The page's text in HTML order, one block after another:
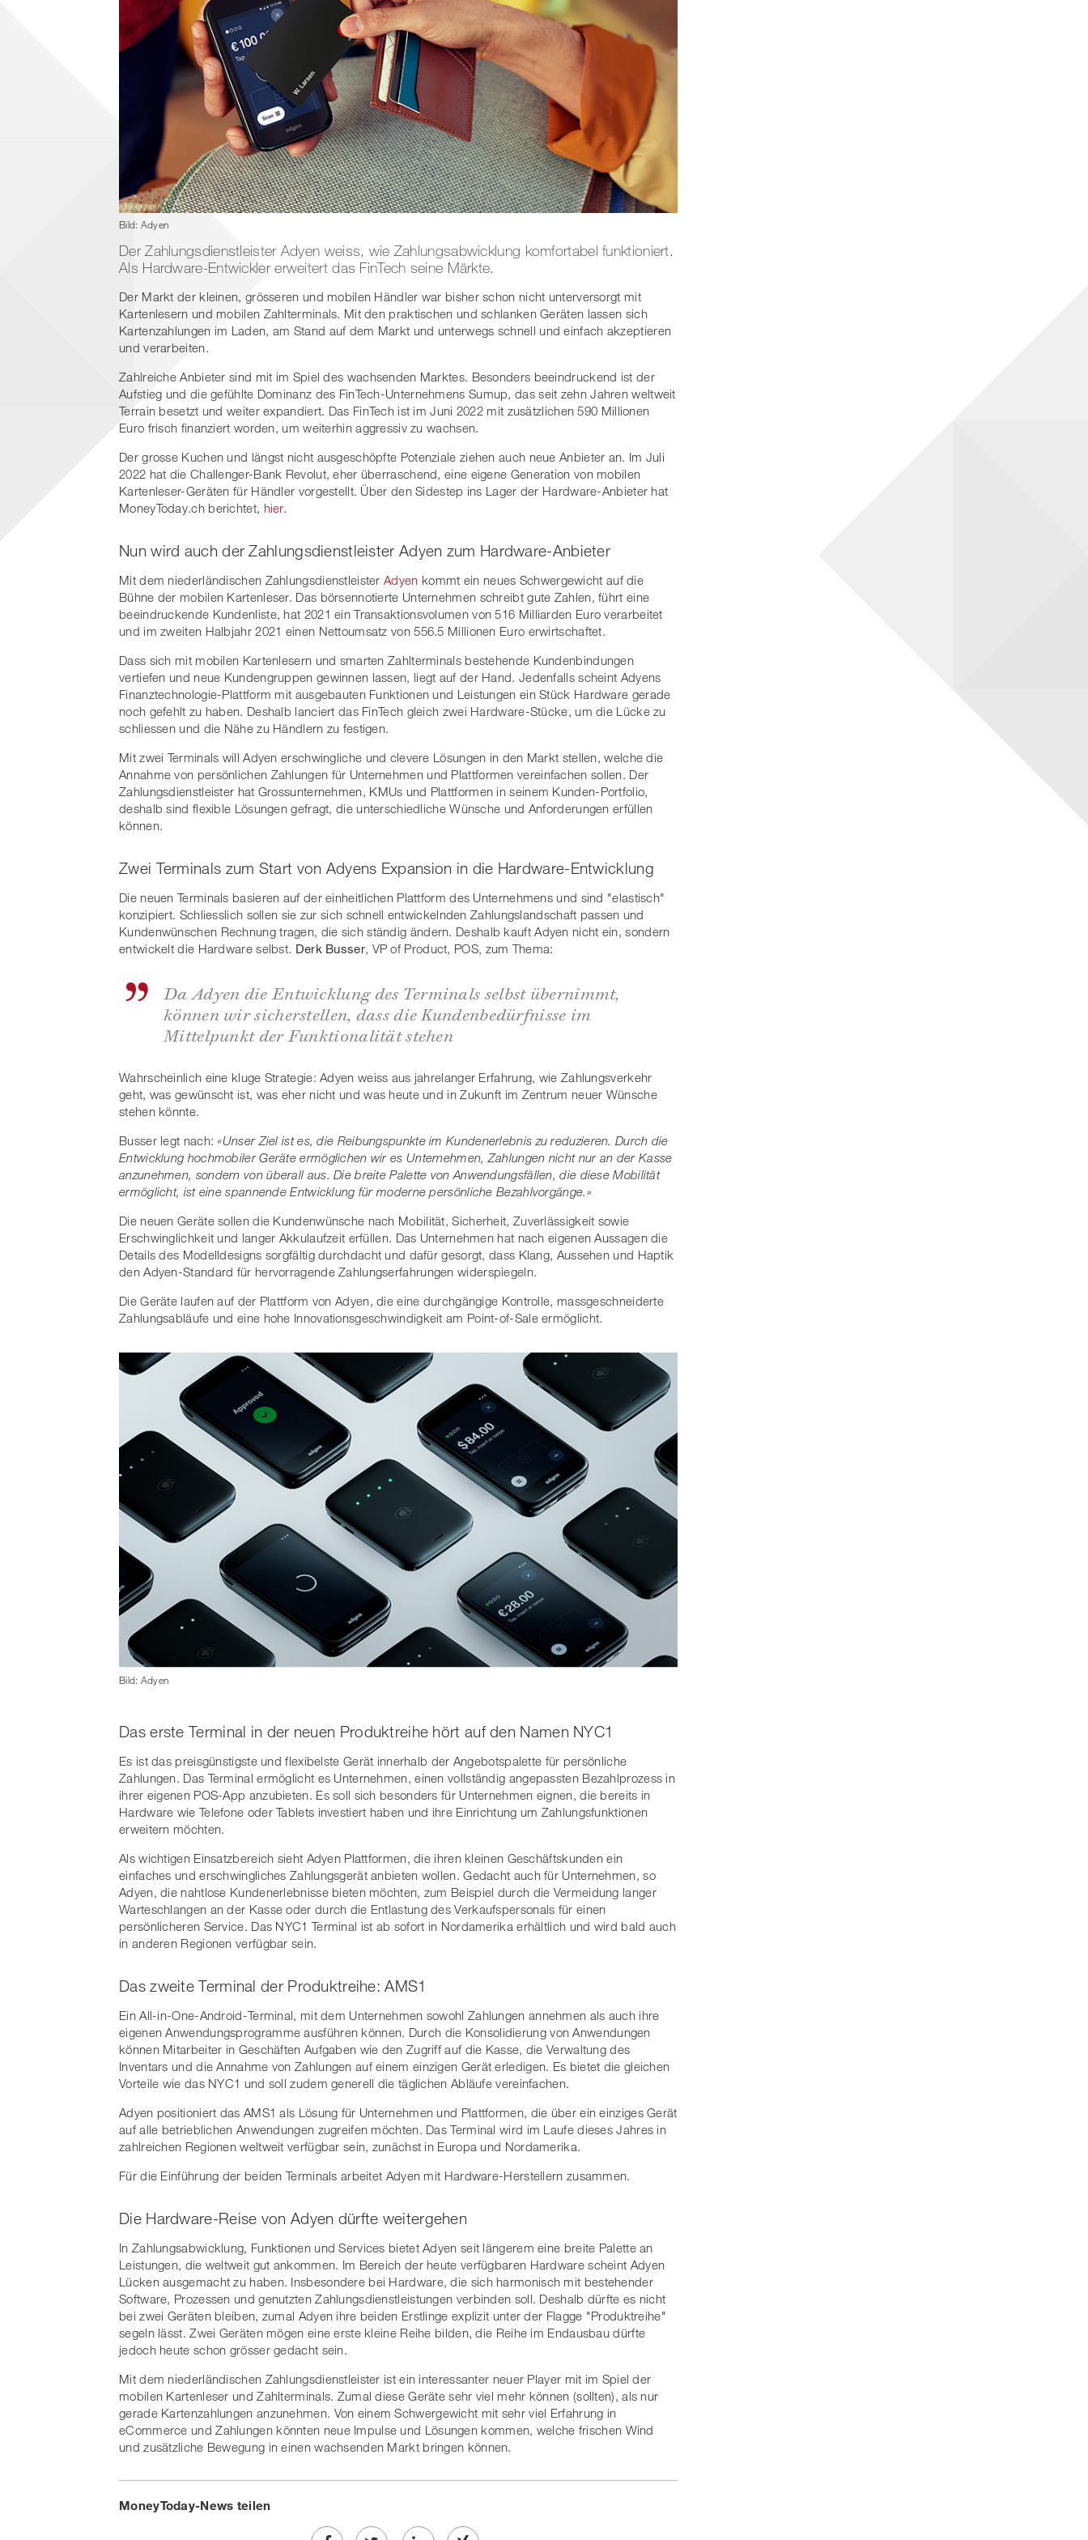
Bild: Adyen
Der Zahlungsdienstleister Adyen weiss, wie Zahlungsabwicklung komfortabel funktioniert.
Als Hardware-Entwickler erweitert das FinTech seine Märkte.
Der Markt der kleinen, grösseren und mobilen Händler war bisher schon nicht unterversorgt mit
Kartenlesern und mobilen Zahlterminals. Mit den praktischen und schlanken Geräten lassen sich
Kartenzahlungen im Laden, am Stand auf dem Markt und unterwegs schnell und einfach akzeptieren
und verarbeiten.
Zahlreiche Anbieter sind mit im Spiel des wachsenden Marktes. Besonders beeindruckend ist der
Aufstieg und die gefühlte Dominanz des FinTech-Unternehmens Sumup, das seit zehn Jahren weltweit
Terrain besetzt und weiter expandiert. Das FinTech ist im Juni 2022 mit zusätzlichen 590 Millionen
Euro frisch finanziert worden, um weiterhin aggressiv zu wachsen.
Der grosse Kuchen und längst nicht ausgeschöpfte Potenziale ziehen auch neue Anbieter an. Im Juli
2022 hat die Challenger-Bank Revolut, eher überraschend, eine eigene Generation von mobilen
Kartenleser-Geräten für Händler vorgestellt. Über den Sidestep ins Lager der Hardware-Anbieter hat
MoneyToday.ch berichtet, hier.
Nun wird auch der Zahlungsdienstleister Adyen zum Hardware-Anbieter
Mit dem niederländischen ZahlungsdienstleisterAdyen kommt ein neues Schwergewicht auf die
Bühne der mobilen Kartenleser. Das börsennotierte Unternehmen schreibt gute Zahlen, führt eine
beeindruckende Kundenliste, hat 2021 ein Transaktionsvolumen von 516 Milliarden Euro verarbeitet
und im zweiten Halbjahr 2021 einen Nettoumsatz von 556.5 Millionen Euro erwirtschaftet.
Dass sich mit mobilen Kartenlesern und smarten Zahlterminals bestehende Kundenbindungen
vertiefen und neue Kundengruppen gewinnen lassen, liegt auf der Hand. Jedenfalls scheint Adyens
Finanztechnologie-Plattform mit ausgebauten Funktionen und Leistungen ein Stück Hardware gerade
noch gefehlt zu haben. Deshalb lanciert das FinTech gleich zwei Hardware-Stücke, um die Lücke zu
schliessen und die Nähe zu Händlern zu festigen.
Mit zwei Terminals will Adyen erschwingliche und clevere Lösungen in den Markt stellen, welche die
Annahme von persönlichen Zahlungen für Unternehmen und Plattformen vereinfachen sollen. Der
Zahlungsdienstleister hat Grossunternehmen, KMUs und Plattformen in seinem Kunden-Portfolio,
deshalb sind flexible Lösungen gefragt, die unterschiedliche Wünsche und Anforderungen erfüllen
können.
Zwei Terminals zum Start von Adyens Expansion in die Hardware-Entwicklung
Die neuen Terminals basieren auf der einheitlichen Plattform des Unternehmens und sind "elastisch"
konzipiert. Schliesslich sollen sie zur sich schnell entwickelnden Zahlungslandschaft passen und
Kundenwünschen Rechnung tragen, die sich ständig ändern. Deshalb kauft Adyen nicht ein, sondern
entwickelt die Hardware selbst. Derk Busser, VP of Product, POS, zum Thema:
Da Adyen die Entwicklung des Terminals selbst übernimmt,
können wir sicherstellen, dass die Kundenbedürfnisse im
Mittelpunkt der Funktionalität stehen
Wahrscheinlich eine kluge Strategie: Adyen weiss aus jahrelanger Erfahrung, wie Zahlungsverkehr
geht, was gewünscht ist, was eher nicht und was heute und in Zukunft im Zentrum neuer Wünsche
stehen könnte.
Busser legt nach:«Unser Ziel ist es, die Reibungspunkte im Kundenerlebnis zu reduzieren. Durch die
Entwicklung hochmobiler Geräte ermöglichen wir es Unternehmen, Zahlungen nicht nur an der Kasse
anzunehmen, sondern von überall aus. Die breite Palette von Anwendungsfällen, die diese Mobilität
ermöglicht, ist eine spannende Entwicklung für moderne persönliche Bezahlvorgänge.»
Die neuen Geräte sollen die Kundenwünsche nach Mobilität, Sicherheit, Zuverlässigkeit sowie
Erschwinglichkeit und langer Akkulaufzeit erfüllen. Das Unternehmen hat nach eigenen Aussagen die
Details des Modelldesigns sorgfältig durchdacht und dafür gesorgt, dass Klang, Aussehen und Haptik
den Adyen-Standard für hervorragende Zahlungserfahrungen widerspiegeln.
Die Geräte laufen auf der Plattform von Adyen, die eine durchgängige Kontrolle, massgeschneiderte
Zahlungsabläufe und eine hohe Innovationsgeschwindigkeit am Point-of-Sale ermöglicht.
Bild: Adyen
Das erste Terminal in der neuen Produktreihe hört auf den Namen NYC1
Es ist das preisgünstigste und flexibelste Gerät innerhalb der Angebotspalette für persönliche
Zahlungen. Das Terminal ermöglicht es Unternehmen, einen vollständig angepassten Bezahlprozess in
ihrer eigenen POS-App anzubieten. Es soll sich besonders für Unternehmen eignen, die bereits in
Hardware wie Telefone oder Tablets investiert haben und ihre Einrichtung um Zahlungsfunktionen
erweitern möchten.
Als wichtigen Einsatzbereich sieht Adyen Plattformen, die ihren kleinen Geschäftskunden ein
einfaches und erschwingliches Zahlungsgerät anbieten wollen. Gedacht auch für Unternehmen, so
Adyen, die nahtlose Kundenerlebnisse bieten möchten, zum Beispiel durch die Vermeidung langer
Warteschlangen an der Kasse oder durch die Entlastung des Verkaufspersonals für einen
persönlicheren Service. Das NYC1 Terminal ist ab sofort in Nordamerika erhältlich und wird bald auch
in anderen Regionen verfügbar sein.
Das zweite Terminal der Produktreihe: AMS1
Ein All-in-One-Android-Terminal, mit dem Unternehmen sowohl Zahlungen annehmen als auch ihre
eigenen Anwendungsprogramme ausführen können. Durch die Konsolidierung von Anwendungen
können Mitarbeiter in Geschäften Aufgaben wie den Zugriff auf die Kasse, die Verwaltung des
Inventars und die Annahme von Zahlungen auf einem einzigen Gerät erledigen. Es bietet die gleichen
Vorteile wie das NYC1 und soll zudem generell die täglichen Abläufe vereinfachen.
Adyen positioniert das AMS1 als Lösung für Unternehmen und Plattformen, die über ein einziges Gerät
auf alle betrieblichen Anwendungen zugreifen möchten. Das Terminal wird im Laufe dieses Jahres in
zahlreichen Regionen weltweit verfügbar sein, zunächst in Europa und Nordamerika.
Für die Einführung der beiden Terminals arbeitet Adyen mit Hardware-Herstellern zusammen.
Die Hardware-Reise von Adyen dürfte weitergehen
In Zahlungsabwicklung, Funktionen und Services bietet Adyen seit längerem eine breite Palette an
Leistungen, die weltweit gut ankommen. Im Bereich der heute verfügbaren Hardware scheint Adyen
Lücken ausgemacht zu haben. Insbesondere bei Hardware, die sich harmonisch mit bestehender
Software, Prozessen und genutzten Zahlungsdienstleistungen verbinden soll. Deshalb dürfte es nicht
bei zwei Geräten bleiben, zumal Adyen ihre beiden Erstlinge explizit unter der Flagge "Produktreihe"
segeln lässt. Zwei Geräten mögen eine erste kleine Reihe bilden, die Reihe im Endausbau dürfte
jedoch heute schon grösser gedacht sein.
Mit dem niederländischen Zahlungsdienstleister ist ein interessanter neuer Player mit im Spiel der
mobilen Kartenleser und Zahlterminals. Zumal diese Geräte sehr viel mehr können (sollten), als nur
gerade Kartenzahlungen anzunehmen. Von einem Schwergewicht mit sehr viel Erfahrung in
eCommerce und Zahlungen könnten neue Impulse und Lösungen kommen, welche frischen Wind
und zusätzliche Bewegung in einen wachsenden Markt bringen können.
MoneyToday-News teilen